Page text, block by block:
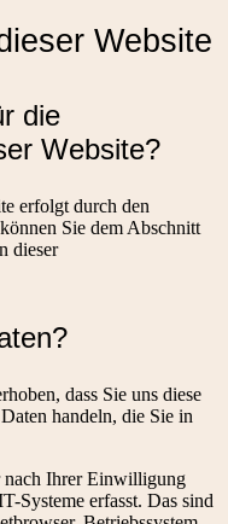
Website
die
Website?
erfolgt durch den
Sie dem Abschnitt
dieser
dass Sie uns diese
handeln, die Sie in
nach Ihrer Einwilligung
Systeme erfasst. Das sind